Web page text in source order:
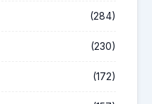
(284)
(230)
(172)